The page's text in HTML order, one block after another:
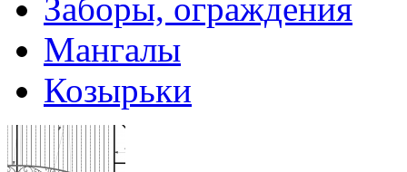
Заборы, ограждения
Мангалы
Козырьки